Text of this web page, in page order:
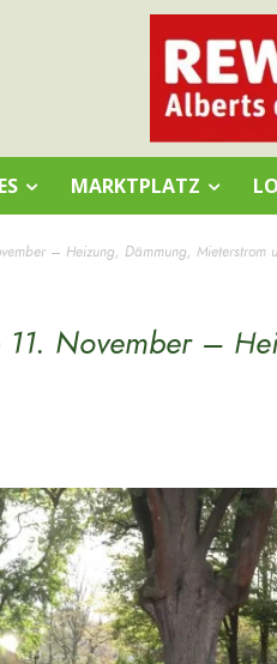
MARKTPLATZ
– Heizung, Dämmung, Mieterstrom
November –